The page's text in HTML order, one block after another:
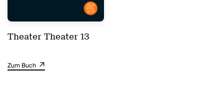
Theater Theater 13
Zum Buch